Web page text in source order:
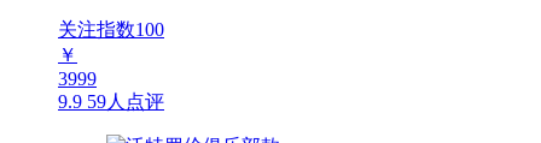
关注指数100
￥
3999
9.9 59人点评